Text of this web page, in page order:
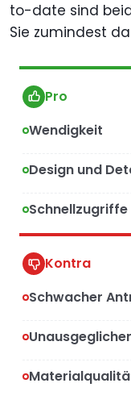
to-date sind
Sie zumindest
Pro
Wendigkeit
Design und
Kontra
Schwacher